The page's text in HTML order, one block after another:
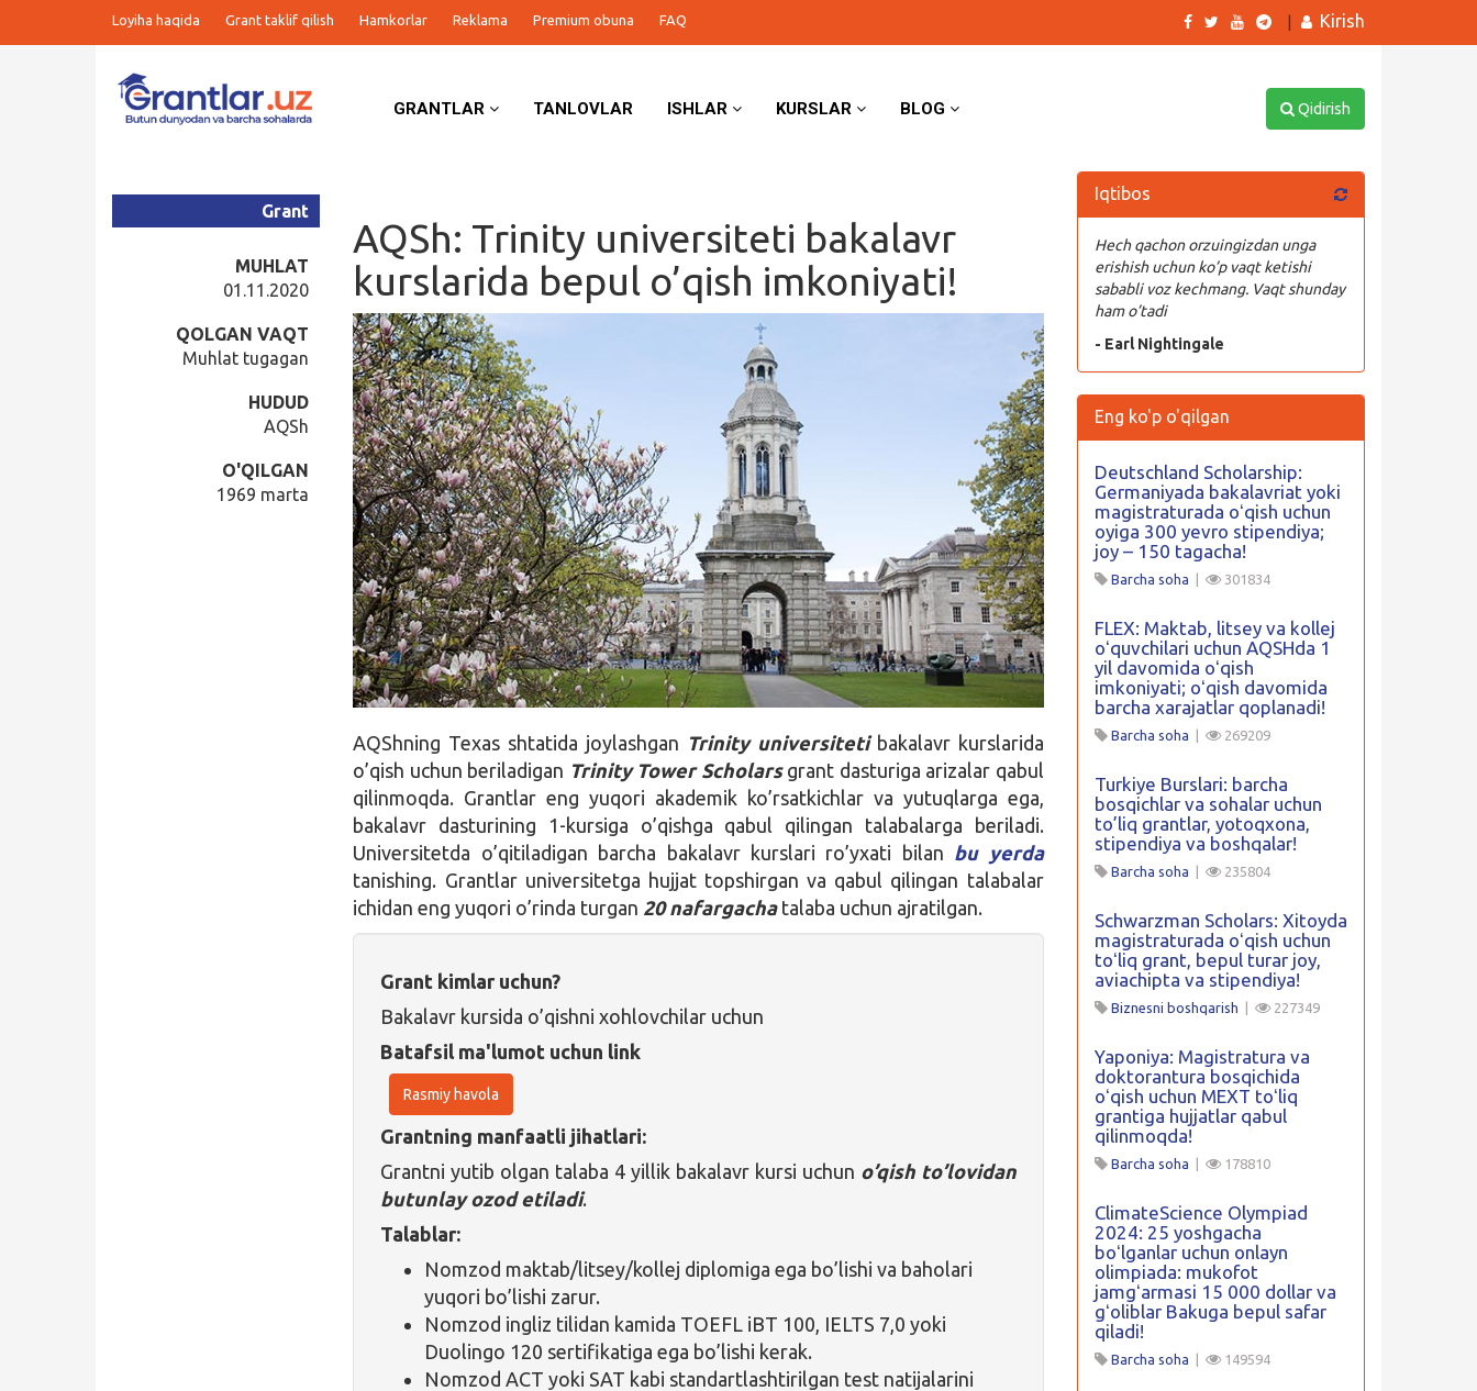
Loyiha haqida Grant taklif qilish Hamkorlar Reklama Premium obuna FAQ Kirish
GRANTLAR TANLOVLAR ISHLAR KURSLAR BLOG Qidirish
AQSh: Trinity universiteti bakalavr
kurslarida bepul o’qish imkoniyati!
Grant
MUHLAT
01.11.2020
QOLGAN VAQT
Muhlat tugagan
HUDUD
AQSh
O'QILGAN
1969 marta
AQShning Texas shtatida joylashgan Trinity universitetibakalavr kurslarida
o’qish uchun beriladigan Trinity Tower Scholarsgrant dasturiga arizalar qabul
qilinmoqda. Grantlar eng yuqori akademik ko’rsatkichlar va yutuqlarga ega,
bakalavr dasturining 1-kursiga o’qishga qabul qilingan talabalarga beriladi.
Universitetda o’qitiladigan barcha bakalavr kurslari ro’yxati bilan bu yerda
tanishing. Grantlar universitetga hujjat topshirgan va qabul qilingan talabalar
ichidan eng yuqori o’rinda turgan 20 nafargachatalaba uchun ajratilgan.
Grant kimlar uchun?
Bakalavr kursida o’qishni xohlovchilar uchun
Batafsil ma'lumot uchun link
Rasmiy havola
Grantning manfaatli jihatlari:
Grantni yutib olgan talaba 4 yillik bakalavr kursi uchun o’qish to’lovidan
butunlay ozod etiladi.
Talablar:
Nomzod maktab/litsey/kollej diplomiga ega bo’lishi va baholari
yuqori bo’lishi zarur.
Nomzod ingliz tilidan kamida TOEFL iBT 100, IELTS 7,0 yoki
Duolingo 120 sertifikatiga ega bo’lishi kerak.
Nomzod ACT yoki SAT kabi standartlashtirilgan test natijalarini
Iqtibos
Hech qachon orzuingizdan unga
erishish uchun ko’p vaqt ketishi
sababli voz kechmang. Vaqt shunday
ham o’tadi
- Earl Nightingale
Eng ko'p o'qilgan
Deutschland Scholarship:
Germaniyada bakalavriat yoki
magistraturada oʻqish uchun
oyiga 300 yevro stipendiya;
joy – 150 tagacha!
Barcha soha 301834
FLEX: Maktab, litsey va kollej
oʻquvchilari uchun AQSHda 1
yil davomida oʻqish
imkoniyati; oʻqish davomida
barcha xarajatlar qoplanadi!
Barcha soha 269209
Turkiye Burslari: barcha
bosqichlar va sohalar uchun
to’liq grantlar, yotoqxona,
stipendiya va boshqalar!
Barcha soha 235804
Schwarzman Scholars: Xitoyda
magistraturada oʻqish uchun
toʻliq grant, bepul turar joy,
aviachipta va stipendiya!
Biznesni boshqarish 227349
Yaponiya: Magistratura va
doktorantura bosqichida
oʻqish uchun MEXT toʻliq
grantiga hujjatlar qabul
qilinmoqda!
Barcha soha 178810
ClimateScience Olympiad
2024: 25 yoshgacha
boʻlganlar uchun onlayn
olimpiada: mukofot
jamgʻarmasi 15 000 dollar va
gʻoliblar Bakuga bepul safar
qiladi!
Barcha soha 149594